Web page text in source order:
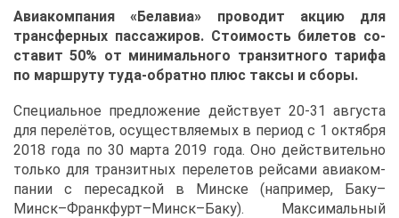
Авиа­ком­па­ния «Бе­ла­виа» про­во­дит ак­цию для
транс­фер­ных пас­са­жи­ров. Сто­и­мость би­ле­тов со­
ста­вит 50% от ми­ни­маль­но­го тран­зит­но­го та­ри­фа
по марш­ру­ту ту­да-об­рат­но плюс так­сы и сбо­ры.
Спе­ци­аль­ное пред­ло­же­ние дей­ству­ет 20-31 ав­гу­ста
для пе­ре­лё­тов, осу­ществ­ля­е­мых в пе­ри­од с 1 ок­тяб­ря
2018 го­да по 30 мар­та 2019 го­да. Оно дей­стви­тель­но
толь­ко для тран­зит­ных пе­ре­ле­тов рей­са­ми авиа­ком­
па­нии с пе­ре­сад­кой в Мин­ске (на­при­мер, Ба­ку–
Минск–Франк­фурт–Минск–Ба­ку). Мак­си­маль­ный